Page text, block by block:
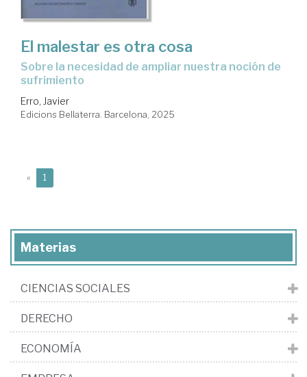
El malestar es otra cosa
sobre la necesidad de ampliar nuestra noción de
sufrimiento
Erro, Javier
Edicions Bellaterra. Barcelona, 2025
« 1
Materias
CIENCIAS SOCIALES
DERECHO
ECONOMÍA